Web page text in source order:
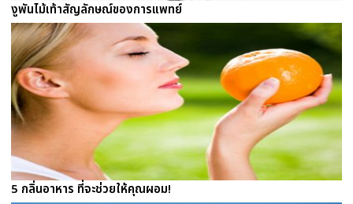
งูพันไม้เท้าสัญลักษณ์ของการแพทย์
5 กลิ่นอาหาร ที่จะช่วยให้คุณผอม!